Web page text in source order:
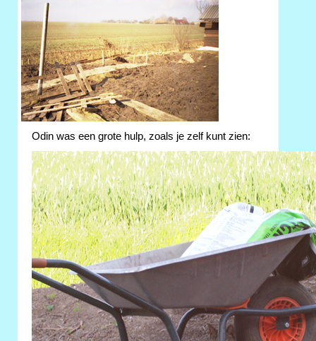
Odin was een grote hulp, zoals je zelf kunt zien: